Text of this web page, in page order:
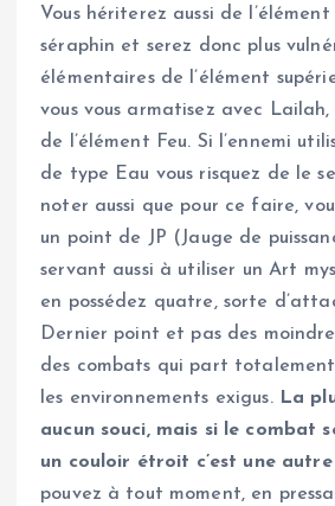
Vous hériterez aussi de l’élément
séraphin et serez donc plus
élémentaires de l’élément
vous vous armatisez avec Lailah,
de l’élément Feu. Si l’ennemi
de type Eau vous risquez de le
noter aussi que pour ce faire,
un point de JP (Jauge de
servant aussi à utiliser un Art
en possédez quatre, sorte
Dernier point et pas des
des combats qui part
les environnements exigus. La
aucun souci, mais si le combat
un couloir étroit c’est une
pouvez à tout moment, en